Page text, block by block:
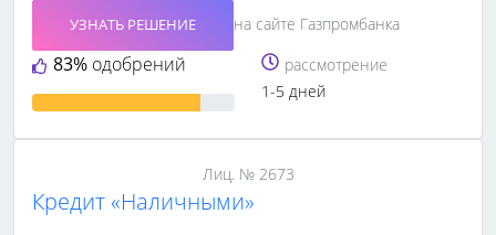
83% одобрений
УЗНАТЬ РЕШЕНИЕ
на сайте Газпромбанка
рассмотрение
1-5 дней
Лиц. № 2673
Кредит «Наличными»